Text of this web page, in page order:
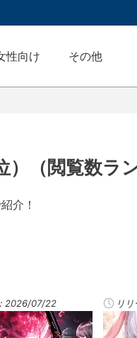
性向け その他
（閲覧数ラン
介！
2026/07/22 リ